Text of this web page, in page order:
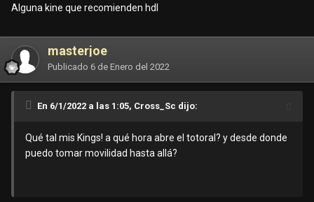
Alguna kine que recomienden hdl
masterjoe
Publicado 6 de Enero del 2022
En 6/1/2022 a las 1:05, Cross_Sc dijo:
Qué tal mis Kings! a qué hora abre el totoral? y desde donde
puedo tomar movilidad hasta allá?